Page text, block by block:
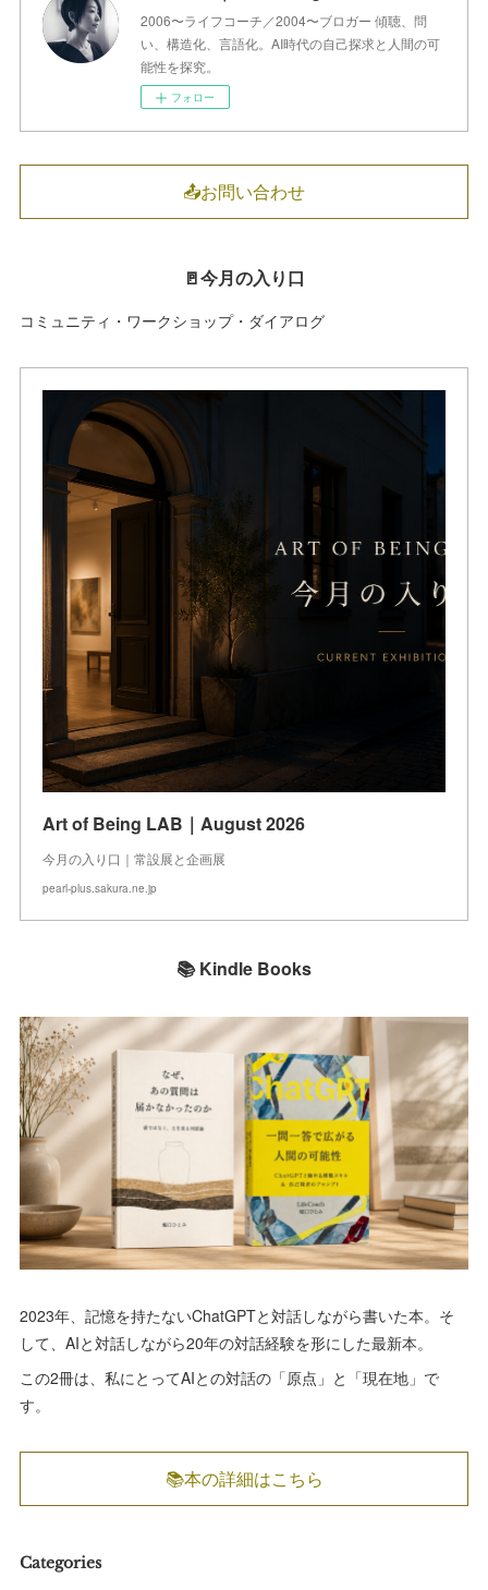
2006〜ライフコーチ／2004〜ブロガー 傾聴、問
い、構造化、言語化。AI時代の自己探求と人間の可
能性を探究。
フォロー
📤お問い合わせ
🚪今月の入り口
コミュニティ・ワークショップ・ダイアログ
Art of Being LAB｜August 2026
今月の入り口｜常設展と企画展
pearl-plus.sakura.ne.jp
📚 Kindle Books
2023年、記憶を持たないChatGPTと対話しながら書いた本。そ
して、AIと対話しながら20年の対話経験を形にした最新本。
この2冊は、私にとってAIとの対話の「原点」と「現在地」で
す。
📚本の詳細はこちら
Categories